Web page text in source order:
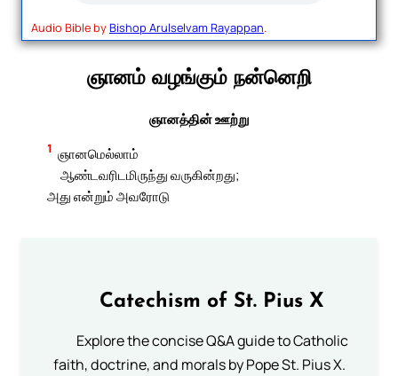
Audio Bible byBishop Arulselvam Rayappan.
ஞானம் வழங்கும் நன்னெறி
ஞானத்தின் ஊற்று
1 ஞானமெல்லாம்
ஆண்டவரிடமிருந்து வருகின்றது;
அது என்றும் அவரோடு
Catechism of St. Pius X
Explore the concise Q&A guide to Catholic
faith, doctrine, and morals by Pope St. Pius X.